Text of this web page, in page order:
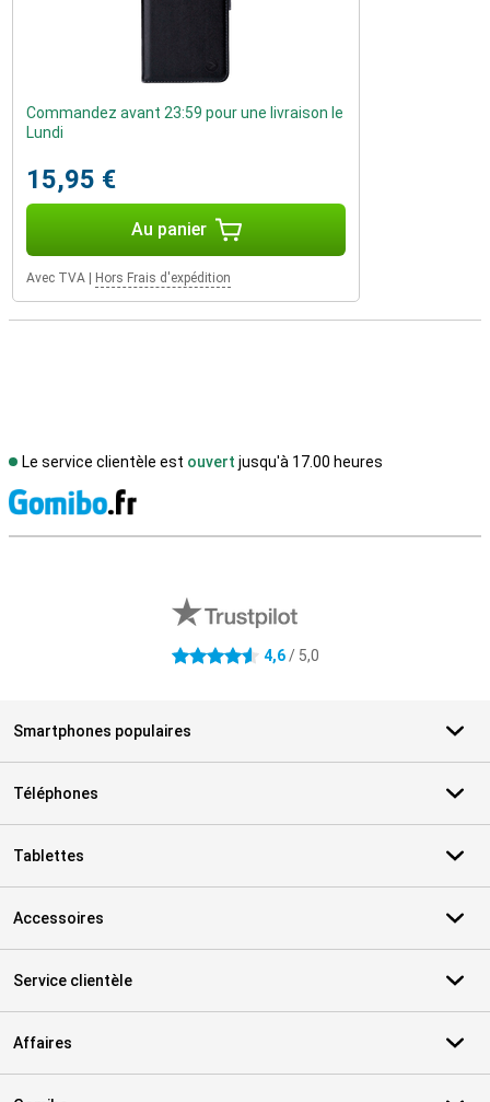
Commandez avant 23:59 pour une livraison le
Lundi
15,95 €
Au panier
Avec TVA Hors Frais d'expédition
Le service clientèle est ouvert jusqu'à 17.00 heures
4.6 étoiles 4,6/ 5,0
Smartphones populaires
Téléphones
Tablettes
Accessoires
Service clientèle
Affaires